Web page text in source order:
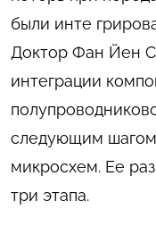
были инте
Доктор Фан Йен
интеграции
следующим шагом
микросхем. Ее
три этапа.